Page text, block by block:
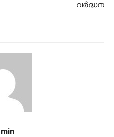
വര്‍ദ്ധന